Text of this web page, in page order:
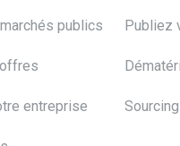
publics
entreprise
Publiez
Sourcing